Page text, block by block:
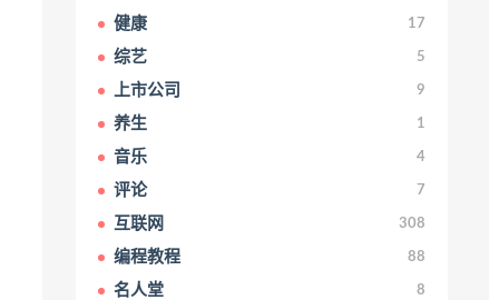
健康 17
综艺 5
上市公司 9
养生 1
音乐 4
评论 7
互联网 308
编程教程 88
名人堂 8